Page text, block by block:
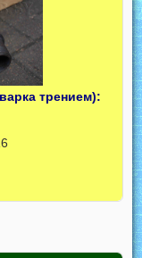
трением):